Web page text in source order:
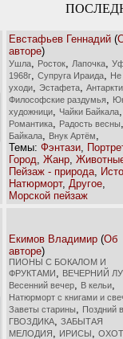
Евстафьев Геннадий (
авторе)
Ушла Росток Лапочка
1968г
Супруга Ираида
Не
уходи
Эстафета
Философские раздумья
художници
Чайки Байкала
Романтика Радость весны
Байкала Внук Артём
Темы: Фэнтази
Город Жанр
Пейзаж - природа
Натюрморт, Другое
Морской пейзаж
Екимов Владимир (Об
авторе)
ПИОНЫ С БОКАЛОМ И
ФРУКТАМИ
ВЕЧЕРНИЙ
Весенний вечер
В кельи
Натюрморт с книгами и
Заветы старины
Поздний
ГВОЗДИКА
ЗАБЫТАЯ
МЕЛОДИЯ
ИРИСЫ